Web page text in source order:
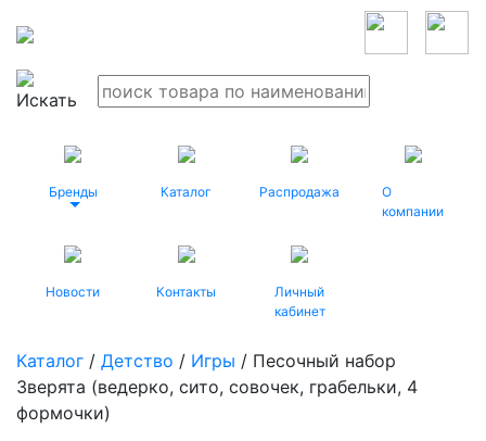
Бренды Каталог Распродажа
О
компании
Новости Контакты
Личный
кабинет
Каталог / Детство / Игры / Песочный набор
Зверята (ведерко, сито, совочек, грабельки, 4
формочки)